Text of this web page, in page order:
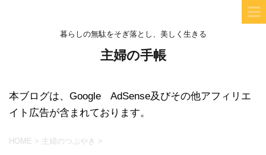
暮らしの無駄をそぎ落とし、美しく生きる
主婦の手帳
本ブログは、Google AdSense及びその他アフィリエ
イト広告が含まれております。
HOME > 主婦のつぶやき >